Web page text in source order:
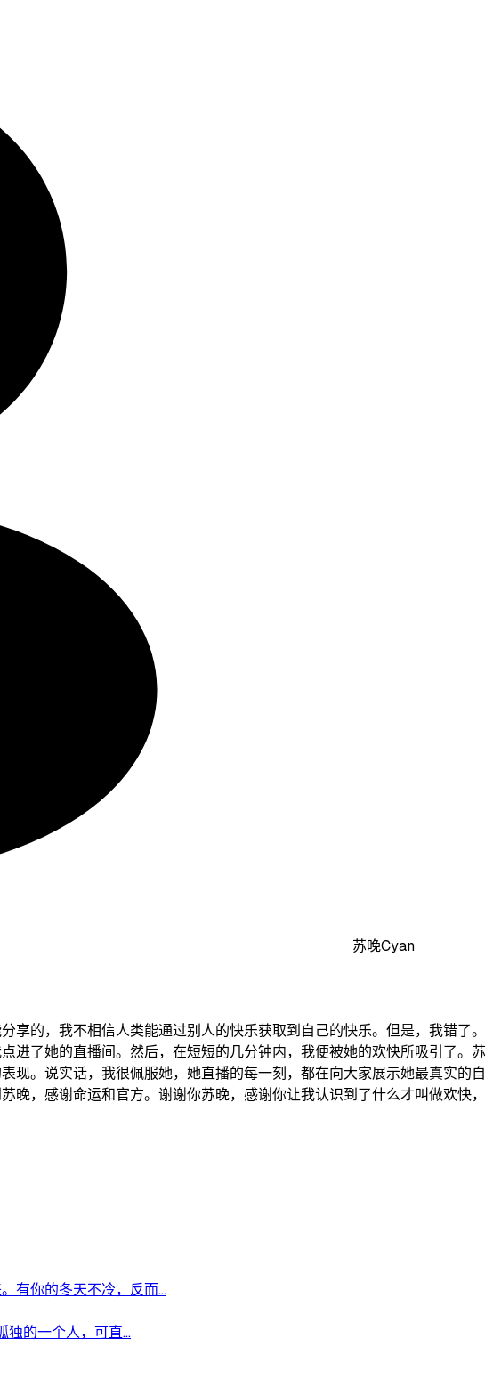
苏晚Cyan
的，我不相信人类能通过别人的快乐获取到自己的快乐。但是，我错了。
进了她的直播间。然后，在短短的几分钟内，我便被她的欢快所吸引了。苏
现。说实话，我很佩服她，她直播的每一刻，都在向大家展示她最真实的自
，感谢命运和官方。谢谢你苏晚，感谢你让我认识到了什么才叫做欢快，
有你的冬天不冷，反而...
的一个人，可直...